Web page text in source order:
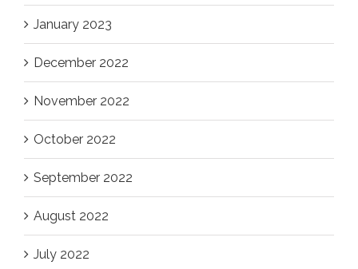
January 2023
December 2022
November 2022
October 2022
September 2022
August 2022
July 2022